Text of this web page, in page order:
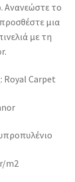
Ανανεώστε το
μια
με τη
Royal Carpet
m2